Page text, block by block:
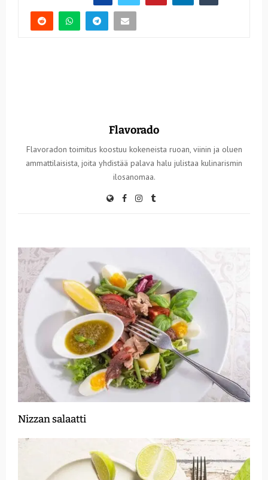
Flavorado
Flavoradon toimitus koostuu kokeneista ruoan, viinin ja oluen
ammattilaisista, joita yhdistää palava halu julistaa kulinarismin
ilosanomaa.
Nizzan salaatti